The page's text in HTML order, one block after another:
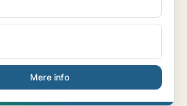
Mere info